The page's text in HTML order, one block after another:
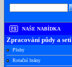
NAŠE NABÍDKA
Zpracování půdy a setí
Pluhy
Rotační brány